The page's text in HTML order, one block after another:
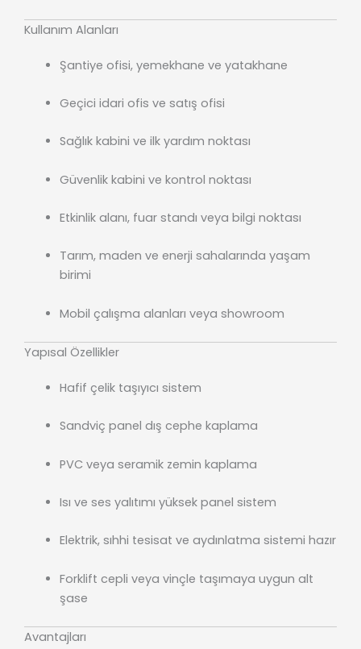
Kullanım Alanları
Şantiye ofisi, yemekhane ve yatakhane
Geçici idari ofis ve satış ofisi
Sağlık kabini ve ilk yardım noktası
Güvenlik kabini ve kontrol noktası
Etkinlik alanı, fuar standı veya bilgi noktası
Tarım, maden ve enerji sahalarında yaşam
birimi
Mobil çalışma alanları veya showroom
Yapısal Özellikler
Hafif çelik taşıyıcı sistem
Sandviç panel dış cephe kaplama
PVC veya seramik zemin kaplama
Isı ve ses yalıtımı yüksek panel sistem
Elektrik, sıhhi tesisat ve aydınlatma sistemi hazır
Forklift cepli veya vinçle taşımaya uygun alt
şase
Avantajları